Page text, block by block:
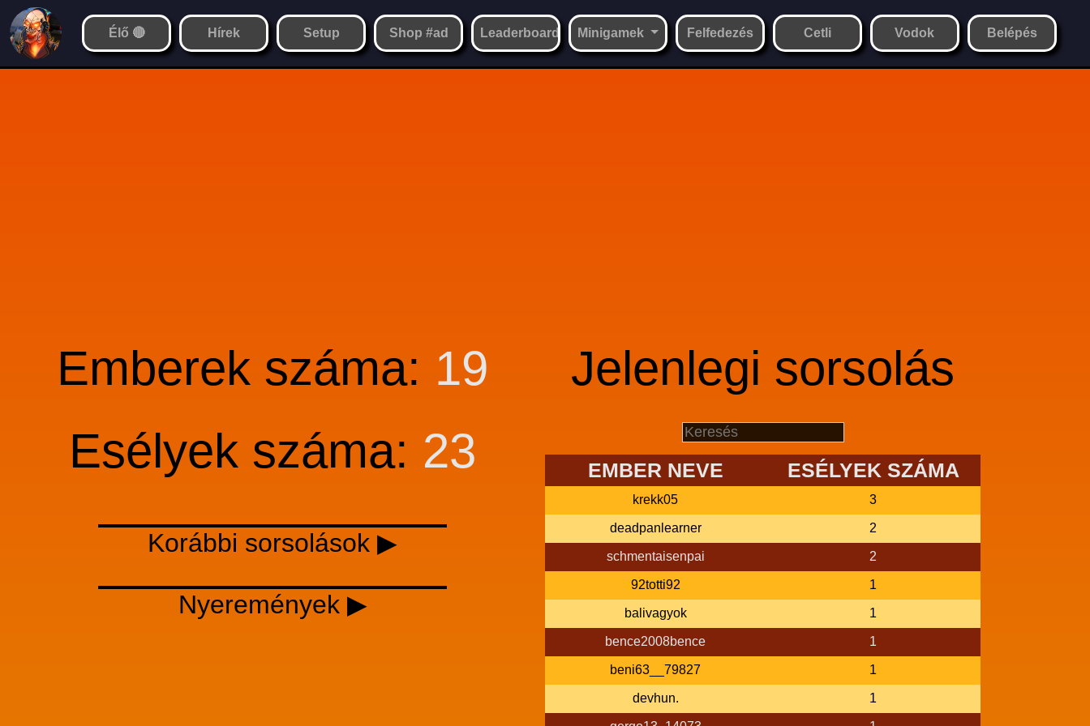
Élő 🔴 Hírek Setup Shop #ad Leaderboard Minigamek Felfedezés Cetli Vodok Belépés
Emberek száma: 19
Esélyek száma: 23
Korábbi sorsolások ▶
Nyeremények ▶
Jelenlegi sorsolás
EMBER NEVE ESÉLYEK SZÁMA
krekk05 3
deadpanlearner 2
schmentaisenpai 2
92totti92 1
balivagyok 1
bence2008bence 1
beni63__79827 1
devhun. 1